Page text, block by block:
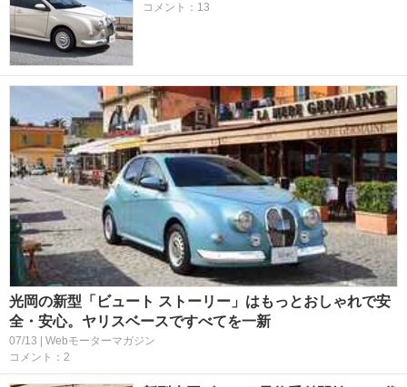
コメント：13
光岡の新型「ビュート ストーリー」はもっとおしゃれで安
全・安心。ヤリスベースですべてを一新
07/13 | Webモーターマガジン
コメント：2